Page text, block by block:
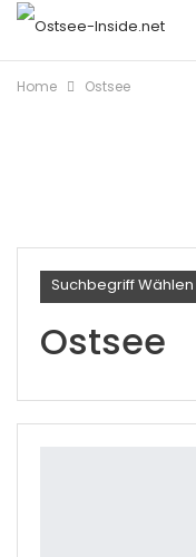
Home Ostsee
Suchbegriff Wählen
Ostsee